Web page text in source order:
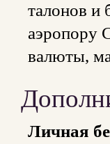
талонов и
аэропору
валюты,
Личная